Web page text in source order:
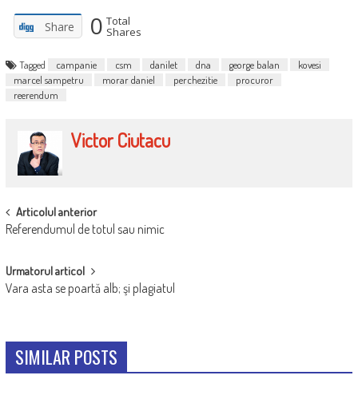
Share 0 Total
Shares
Tagged campanie csm danilet dna george balan
kovesi
marcel sampetru
morar daniel perchezitie
procuror
reerendum
Victor Ciutacu
POST
NAVIGATION
Articolul anterior
Referendumul de totul sau nimic
Urmatorul articol
Vara asta se poartă alb; şi plagiatul
SIMILAR POSTS